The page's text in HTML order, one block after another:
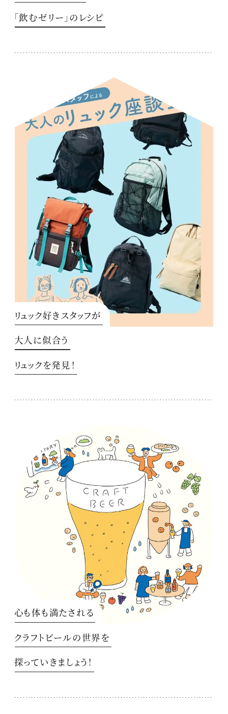
「飲むゼリー」のレシピ
リュック好きスタッフが
大人に似合う
リュックを発見！
心も体も満たされる
クラフトビールの世界を
探っていきましょう！